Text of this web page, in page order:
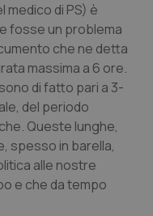
medico di PS) è
fosse un problema
che ne detta
massima a 6 ore.
di fatto pari a 3-
del periodo
Queste lunghe,
spesso in barella,
alle nostre
e che da tempo